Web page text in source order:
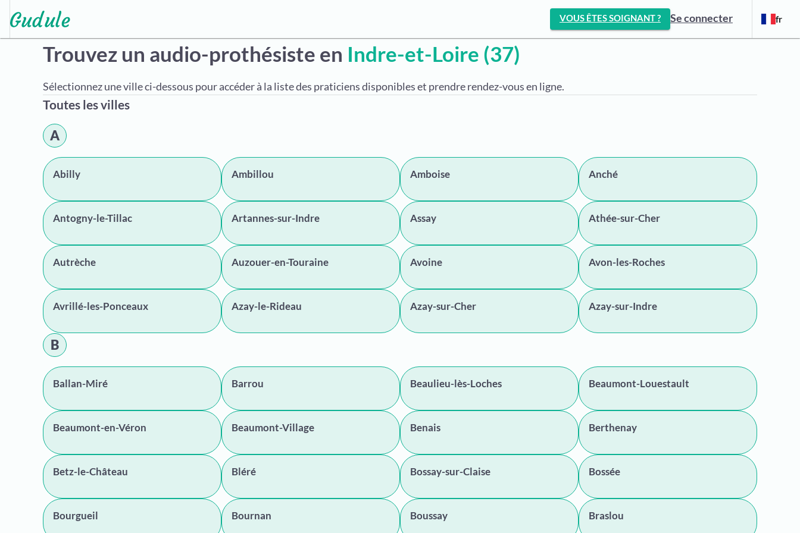
VOUS ÊTES SOIGNANT ? Se connecter fr
Trouvez un audio-prothésiste en Indre-et-Loire (37)
Sélectionnez une ville ci-dessous pour accéder à la liste des praticiens disponibles et prendre rendez-vous en ligne.
Toutes les villes
A
Abilly Ambillou Amboise Anché
Antogny-le-Tillac Artannes-sur-Indre Assay Athée-sur-Cher
Autrèche Auzouer-en-Touraine Avoine Avon-les-Roches
Avrillé-les-Ponceaux Azay-le-Rideau Azay-sur-Cher Azay-sur-Indre
B
Ballan-Miré Barrou Beaulieu-lès-Loches Beaumont-Louestault
Beaumont-en-Véron Beaumont-Village Benais Berthenay
Betz-le-Château Bléré Bossay-sur-Claise Bossée
Bourgueil Bournan Boussay Braslou